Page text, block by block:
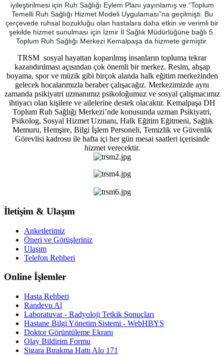
iyileştirilmesi için Ruh Sağlığı Eylem Planı yayınlamış ve “Toplum
Temelli Ruh Sağlığı Hizmet Modeli Uygulaması”na geçilmişti. Bu
çerçevede ruhsal bozukluğu olan hastalara daha etkin ve verimli bir
şekilde hizmet sunulması için İzmir İl Sağlık Müdürlüğüne bağlı 5.
Toplum Ruh Sağlığı Merkezi Kemalpaşa da hizmete girmiştir.
TRSM sosyal hayattan koparılmış insanların topluma tekrar
kazandırılması açısından çok önemli bir merkez. Resim, ahşap
boyama, spor ve müzik gibi birçok alanda halk eğitim merkezinden
gelecek hocalarımızla beraber çalışacağız. Merkezimizde aynı
zamanda psikiyatri uzmanımız psikoloğumuz ve sosyal çalışmacımız
ihtiyacı olan kişilere ve ailelerine destek olacaktır. Kemalpaşa DH
Toplum Ruh Sağlığı Merkezi’nde konusunda uzman Psikiyatri,
Psikolog, Sosyal Hizmet Uzmanı, Halk Eğitim Eğitmeni, Sağlık
Memuru, Hemşire, Bilgi İşlem Personeli, Temizlik ve Güvenlik
Görevlisi kadrosu ile hafta içi her gün mesai saatleri içerisinde
hizmet verecektir.
İletişim & Ulaşım
Anketlerimiz
Öneri ve Görüşleriniz
Ulaşım
Telefon Rehberi
Online İşlemler
Hasta Rehberi
Randevu Al
Laboratuvar - Radyoloji Tetkik Sonuçları
Hastane Bilgi Yönetim Sistemi - WebHBYS
Doktor Görüntüleme Ekranı
Olay Bildirim Formu
Sigara Bırakma Hattı Alo 171